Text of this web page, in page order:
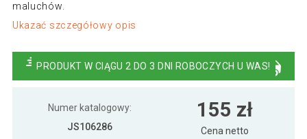
maluchów.
Ukazać szczegółowy opis
PRODUKT W CIĄGU 2 DO 3 DNI ROBOCZYCH U WAS!
Numer katalogowy:
JS106286
155 zł
Cena netto